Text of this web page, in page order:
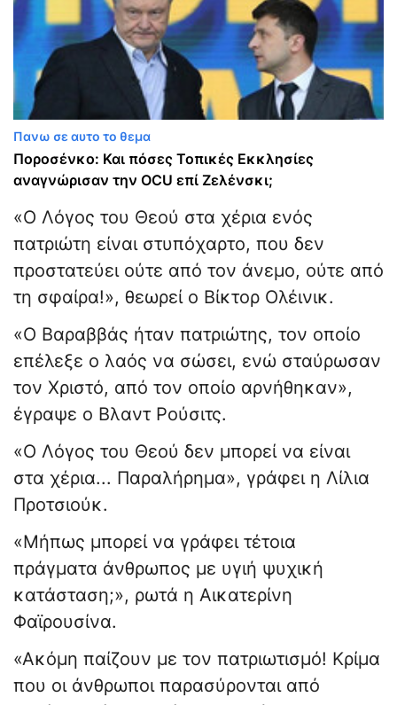
Πανω σε αυτο το θεμα
Ποροσένκο: Και πόσες Τοπικές Εκκλησίες
αναγνώρισαν την OCU επί Ζελένσκι;
«Ο Λόγος του Θεού στα χέρια ενός
πατριώτη είναι στυπόχαρτο, που δεν
προστατεύει ούτε από τον άνεμο, ούτε από
τη σφαίρα!», θεωρεί ο Βίκτορ Ολέινικ.
«Ο Βαραββάς ήταν πατριώτης, τον οποίο
επέλεξε ο λαός να σώσει, ενώ σταύρωσαν
τον Χριστό, από τον οποίο αρνήθηκαν»,
έγραψε ο Βλαντ Ρούσιτς.
«Ο Λόγος του Θεού δεν μπορεί να είναι
στα χέρια... Παραλήρημα», γράφει η Λίλια
Προτσιούκ.
«Μήπως μπορεί να γράφει τέτοια
πράγματα άνθρωπος με υγιή ψυχική
κατάσταση;», ρωτά η Αικατερίνη
Φαϊρουσίνα.
«Ακόμη παίζουν με τον πατριωτισμό! Κρίμα
που οι άνθρωποι παρασύρονται από